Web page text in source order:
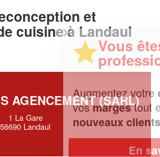
et
cuisine à Landaul
AGENCEMENT (SARL)
1 La Gare
56690 Landaul
Vous êtes un
professionnel ?
votrechiffre d'affaireset
tout en gagnant de
clients